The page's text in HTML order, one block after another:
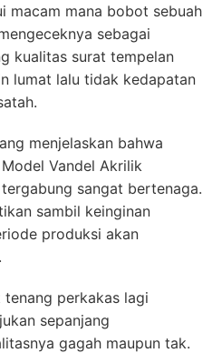
macam mana bobot sebuah
sebagai
kualitas surat tempelan
lumat lalu tidak kedapatan
menjelaskan bahwa
Vandel Akrilik
sangat bertenaga.
sambil keinginan
produksi akan
tenang perkakas lagi
sepanjang
gagah maupun tak.